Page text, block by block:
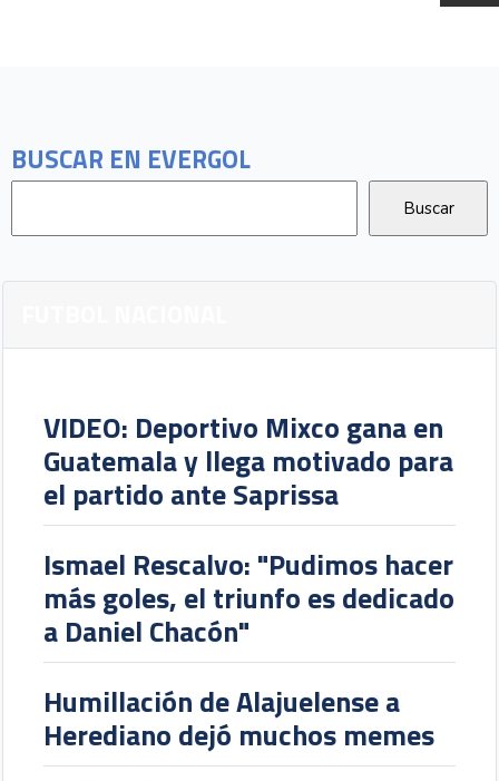
BUSCAR EN EVERGOL
VIDEO: Deportivo Mixco gana en
Guatemala y llega motivado para
el partido ante Saprissa
Ismael Rescalvo: "Pudimos hacer
más goles, el triunfo es dedicado
a Daniel Chacón"
Humillación de Alajuelense a
Herediano dejó muchos memes